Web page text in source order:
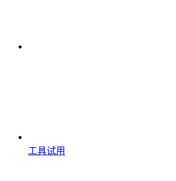
工具试用